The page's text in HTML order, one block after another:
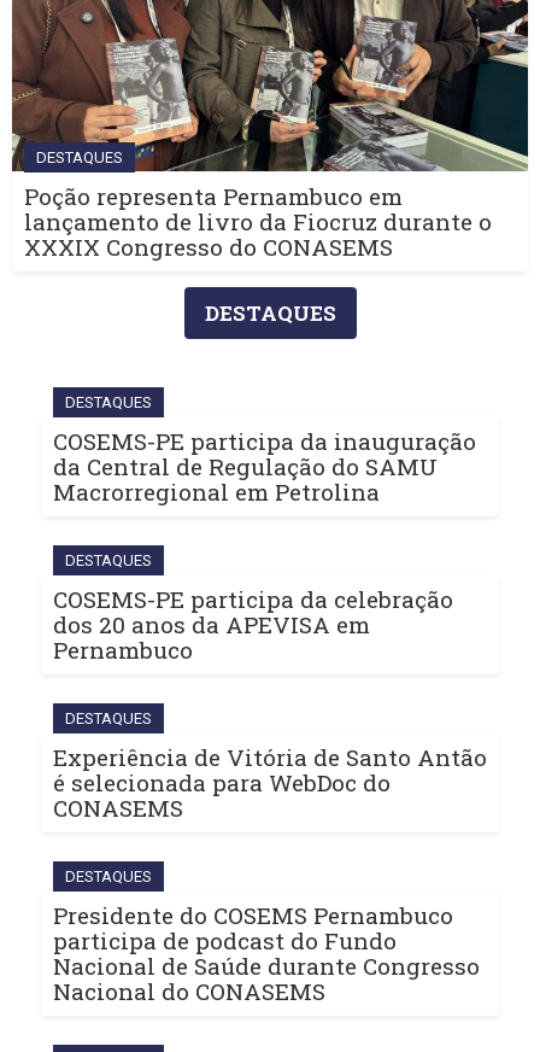
DESTAQUES
Poção representa Pernambuco em
lançamento de livro da Fiocruz durante o
XXXIX Congresso do CONASEMS
DESTAQUES
DESTAQUES
COSEMS-PE participa da inauguração
da Central de Regulação do SAMU
Macrorregional em Petrolina
DESTAQUES
COSEMS-PE participa da celebração
dos 20 anos da APEVISA em
Pernambuco
DESTAQUES
Experiência de Vitória de Santo Antão
é selecionada para WebDoc do
CONASEMS
DESTAQUES
Presidente do COSEMS Pernambuco
participa de podcast do Fundo
Nacional de Saúde durante Congresso
Nacional do CONASEMS